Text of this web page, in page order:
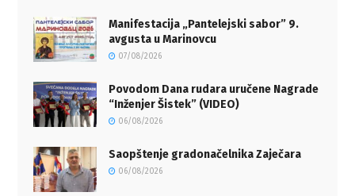
Manifestacija „Pantelejski sabor” 9.
avgusta u Marinovcu
07/08/2026
Povodom Dana rudara uručene Nagrade
“Inženjer Šistek” (VIDEO)
06/08/2026
Saopštenje gradonačelnika Zaječara
06/08/2026